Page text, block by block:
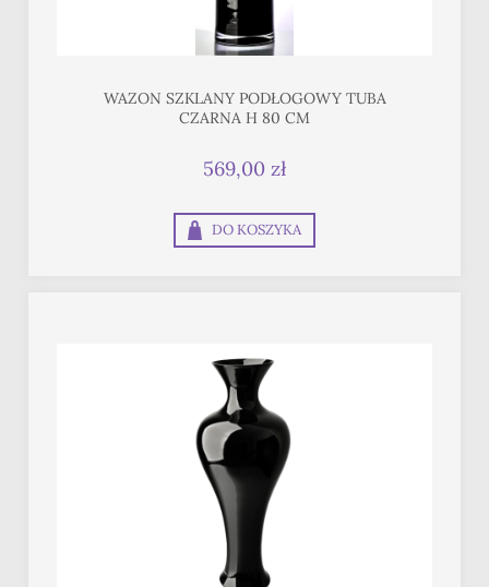
WAZON SZKLANY PODŁOGOWY TUBA
CZARNA H 80 CM
569,00 zł
DO KOSZYKA